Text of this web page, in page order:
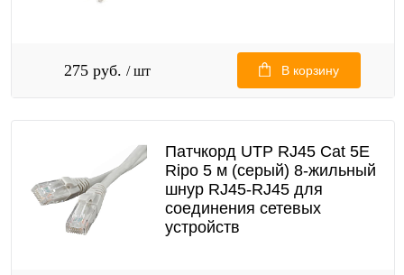
275 руб. / шт В корзину
Патчкорд UTP RJ45 Cat 5E
Ripo 5 м (серый) 8-жильный
шнур RJ45-RJ45 для
соединения сетевых
устройств